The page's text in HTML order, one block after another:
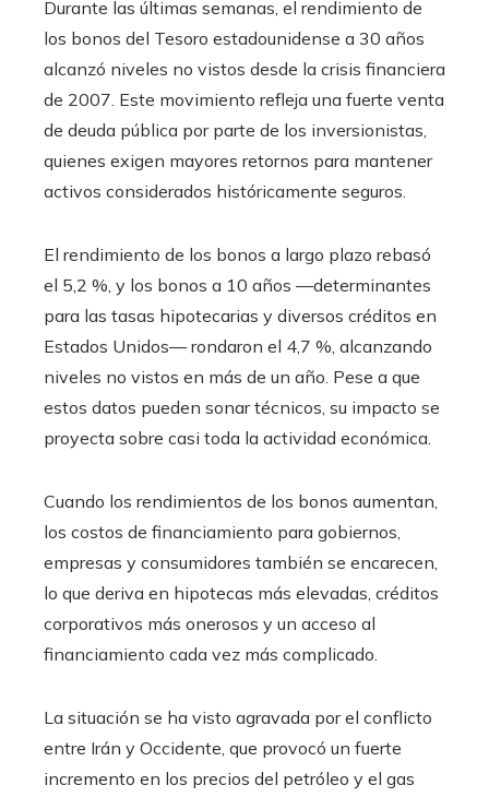
Durante las últimas semanas, el rendimiento de
los bonos del Tesoro estadounidense a 30 años
alcanzó niveles no vistos desde la crisis financiera
de 2007. Este movimiento refleja una fuerte venta
de deuda pública por parte de los inversionistas,
quienes exigen mayores retornos para mantener
activos considerados históricamente seguros.
El rendimiento de los bonos a largo plazo rebasó
el 5,2 %, y los bonos a 10 años —determinantes
para las tasas hipotecarias y diversos créditos en
Estados Unidos— rondaron el 4,7 %, alcanzando
niveles no vistos en más de un año. Pese a que
estos datos pueden sonar técnicos, su impacto se
proyecta sobre casi toda la actividad económica.
Cuando los rendimientos de los bonos aumentan,
los costos de financiamiento para gobiernos,
empresas y consumidores también se encarecen,
lo que deriva en hipotecas más elevadas, créditos
corporativos más onerosos y un acceso al
financiamiento cada vez más complicado.
La situación se ha visto agravada por el conflicto
entre Irán y Occidente, que provocó un fuerte
incremento en los precios del petróleo y el gas